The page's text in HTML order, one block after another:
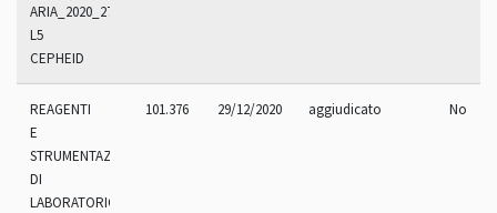
ARIA_2020_270.4
L5
CEPHEID
REAGENTI
E
STRUMENTAZIONI
DI
LABORATORIO
101.376 29/12/2020 aggiudicato No